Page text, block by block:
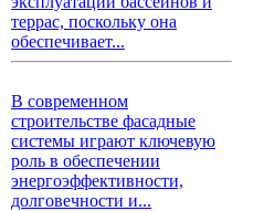
террас, поскольку она
обеспечивает...
В современном
строительстве фасадные
системы играют ключевую
роль в обеспечении
энергоэффективности,
долговечности и...